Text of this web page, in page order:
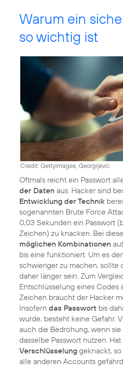
Warum ein
so wichtig ist
Credit: Gettyimages, Georgijevic
Oftmals reicht ein Passwort
der Daten aus. Hacker sind
Entwicklung der Technik
sogenannten Brute Force
0,03 Sekunden ein Passwort
Zeichen) zu knacken. Bei
möglichen Kombinationen
bis eine funktioniert. Um es
schwieriger zu machen, sollte
daher länger sein. Zum
Entschlüsselung eines Codes
Zeichen braucht der Hacker
Insofern das Passwort bis
wurde, besteht keine Gefahr.
auch die Bedrohung, wenn
dasselbe Passwort nutzen.
Verschlüsselung geknackt,
alle anderen Accounts